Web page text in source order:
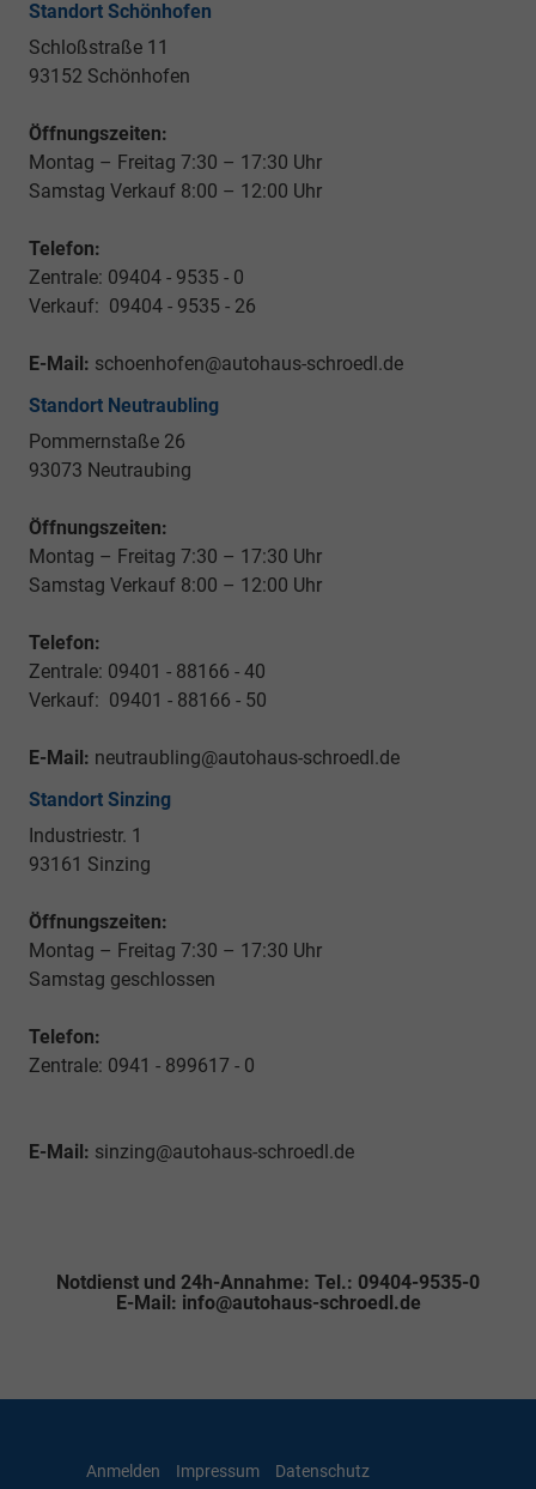
Standort Schönhofen
Schloßstraße 11
93152 Schönhofen
Öffnungszeiten:
Montag – Freitag 7:30 – 17:30 Uhr
Samstag Verkauf 8:00 – 12:00 Uhr
Telefon:
Zentrale: 09404 - 9535 - 0
Verkauf: 09404 - 9535 - 26
E-Mail: schoenhofen@autohaus-schroedl.de
Standort Neutraubling
Pommernstaße 26
93073 Neutraubing
Öffnungszeiten:
Montag – Freitag 7:30 – 17:30 Uhr
Samstag Verkauf 8:00 – 12:00 Uhr
Telefon:
Zentrale: 09401 - 88166 - 40
Verkauf: 09401 - 88166 - 50
E-Mail: neutraubling@autohaus-schroedl.de
Standort Sinzing
Industriestr. 1
93161 Sinzing
Öffnungszeiten:
Montag – Freitag 7:30 – 17:30 Uhr
Samstag geschlossen
Telefon:
Zentrale: 0941 - 899617 - 0
E-Mail: sinzing@autohaus-schroedl.de
Notdienst und 24h-Annahme: Tel.: 09404-9535-0
E-Mail: info@autohaus-schroedl.de
Anmelden Impressum Datenschutz